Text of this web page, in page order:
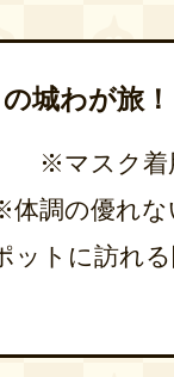
の城わが旅
マスク
体調の優れ
ットに訪れ